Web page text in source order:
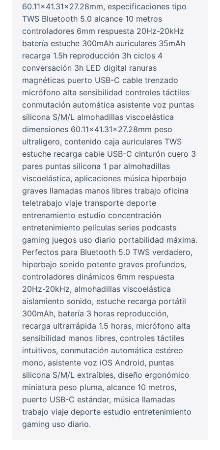
60.11x41.31x27.28mm, especificaciones tipo
TWS Bluetooth 5.0 alcance 10 metros
controladores 6mm respuesta 20Hz-20kHz
batería estuche 300mAh auriculares 35mAh
recarga 1.5h reproducción 3h ciclos 4
conversación 3h LED digital ranuras
magnéticas puerto USB-C cable trenzado
micrófono alta sensibilidad controles táctiles
conmutación automática asistente voz puntas
silicona S/M/L almohadillas viscoelástica
dimensiones 60.11x41.31x27.28mm peso
ultraligero, contenido caja auriculares TWS
estuche recarga cable USB-C cinturón cuero 3
pares puntas silicona 1 par almohadillas
viscoelástica, aplicaciones música hiperbajo
graves llamadas manos libres trabajo oficina
teletrabajo viaje transporte deporte
entrenamiento estudio concentración
entretenimiento películas series podcasts
gaming juegos uso diario portabilidad máxima.
Perfectos para Bluetooth 5.0 TWS verdadero,
hiperbajo sonido potente graves profundos,
controladores dinámicos 6mm respuesta
20Hz-20kHz, almohadillas viscoelástica
aislamiento sonido, estuche recarga portátil
300mAh, batería 3 horas reproducción,
recarga ultrarrápida 1.5 horas, micrófono alta
sensibilidad manos libres, controles táctiles
intuitivos, conmutación automática estéreo
mono, asistente voz iOS Android, puntas
silicona S/M/L extraíbles, diseño ergonómico
miniatura peso pluma, alcance 10 metros,
puerto USB-C estándar, música llamadas
trabajo viaje deporte estudio entretenimiento
gaming uso diario.